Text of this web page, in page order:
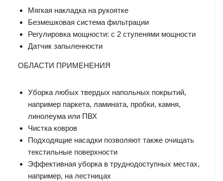
Мягкая накладка на рукоятке
Безмешковая система фильтрации
Регулировка мощности: с 2 ступенями мощности
Датчик запыленности
ОБЛАСТИ ПРИМЕНЕНИЯ
Уборка любых твердых напольных покрытий,
например паркета, ламината, пробки, камня,
линолеума или ПВХ
Чистка ковров
Подходящие насадки позволяют также очищать
текстильные поверхности
Эффективная уборка в труднодоступных местах,
например, на лестницах